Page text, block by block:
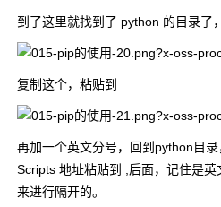
到了这里就找到了 python 的目录了，
复制这个，粘贴到
再加一个英文分号，回到python目
Scripts 地址粘贴到 ;后面，记住是
来进行隔开的。